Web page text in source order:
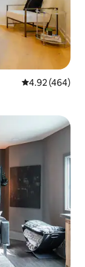
Calificación
4.92 (464)